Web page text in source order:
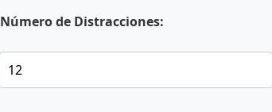
Número de Distracciones: